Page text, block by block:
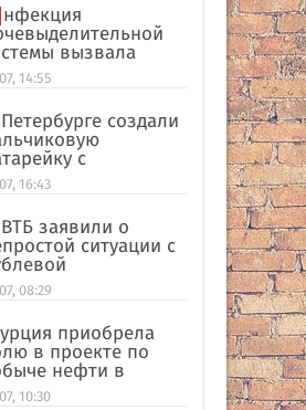
вызвала
мозга у
14:55
с
16:43
ситуации с
в
секторе
08:29
в проекте по
нефти в
Киркуке
10:30